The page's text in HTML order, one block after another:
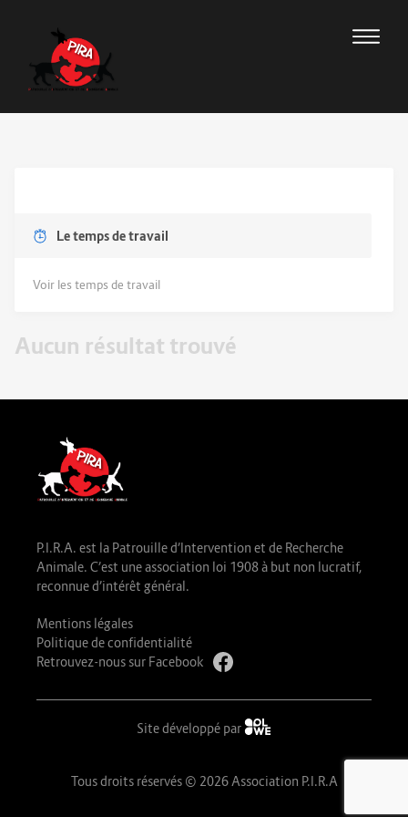
Le temps de travail
Voir les temps de travail
Aucun résultat trouvé
P.I.R.A. est la Patrouille d’Intervention et de Recherche
Animale. C’est une association loi 1908 à but non lucratif,
reconnue d’intérêt général.
Mentions légales
Politique de confidentialité
Retrouvez-nous sur Facebook
Site développé par
Tous droits réservés © 2026 Association P.I.R.A